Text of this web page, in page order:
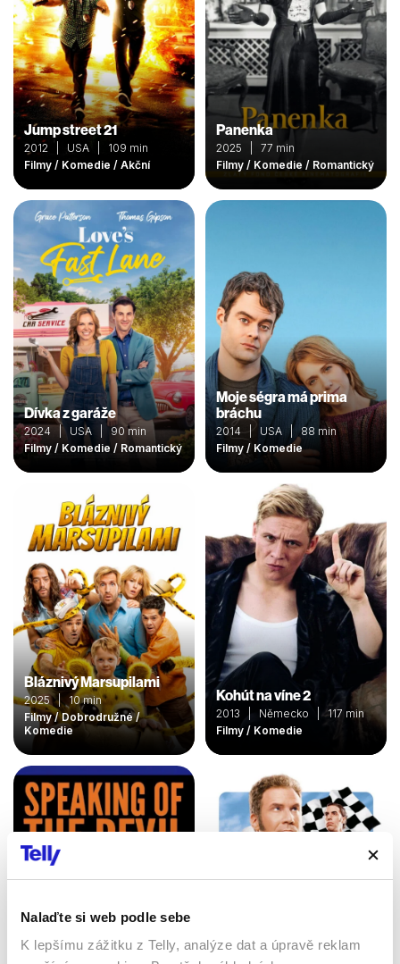
Nalaďte si web podle sebe
K lepšímu zážitku z Telly, analýze dat a úpravě reklam
Jump street 21
2012 | USA | 109 min
Filmy / Komedie / Akční
Panenka
2025 | 77 min
Filmy / Komedie / Romantický
Dívka z garáže
2024 | USA | 90 min
Filmy / Komedie / Romantický
Moje ségra má prima
bráchu
2014 | USA | 88 min
Filmy / Komedie
Bláznivý Marsupilami
2025 | 10 min
Filmy / Dobrodružné /
Komedie
Kohút na víne 2
2013 | Německo | 117 min
Filmy / Komedie